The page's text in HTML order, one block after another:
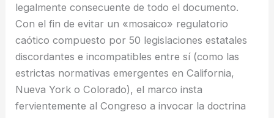
legalmente consecuente de todo el documento.
Con el fin de evitar un «mosaico» regulatorio
caótico compuesto por 50 legislaciones estatales
discordantes e incompatibles entre sí (como las
estrictas normativas emergentes en California,
Nueva York o Colorado), el marco insta
fervientemente al Congreso a invocar la doctrina